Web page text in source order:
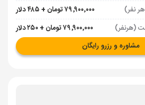
نفر)
۷۹٬۹۰۰٬۰۰۰ تومان + ۴۸۵ دلار
(هرنفر)
۷۹٬۹۰۰٬۰۰۰ تومان + ۲۵۰ دلار
مشاوره و رزرو رایگان